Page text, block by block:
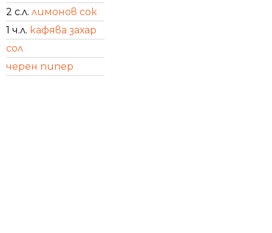
2 с.л. лимонов сок
1 ч.л. кафява захар
сол
черен пипер